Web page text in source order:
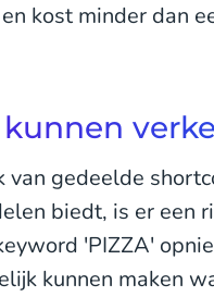
kost minder dan
kunnen
gedeelde
biedt, is er een
'PIZZA'
kunnen maken